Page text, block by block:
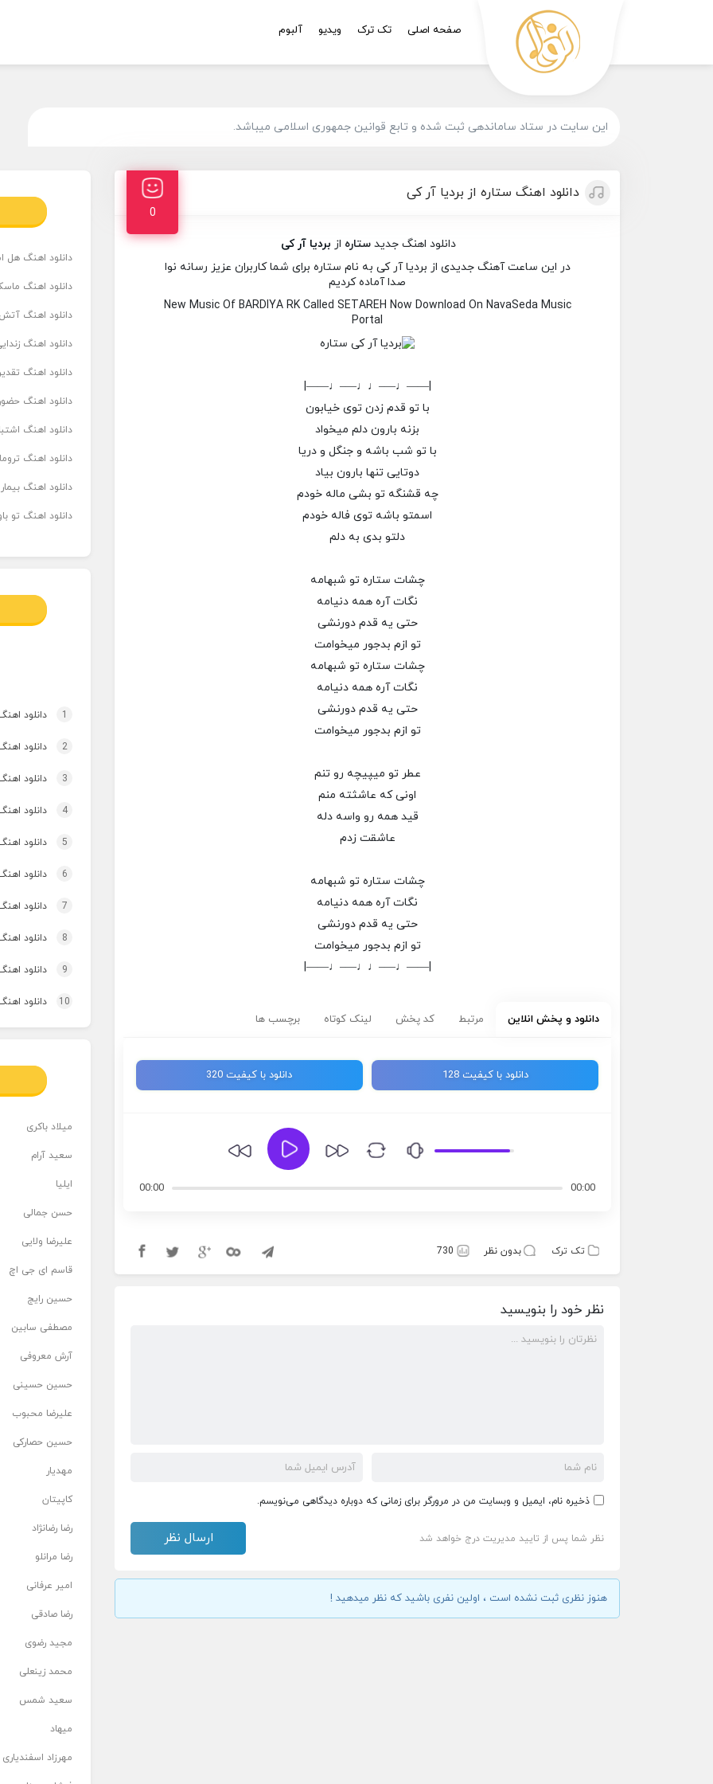
صفحه اصلی تک ترک ویدیو آلبوم
این سایت در ستاد ساماندهی ثبت شده و تابع قوانین جمهوری اسلامی میباشد.
دانلود اهنگ ستاره از بردیا آر کی
0
دانلود اهنگ جدیدستاره از بردیا آر کی
در این ساعت آهنگ جدیدی از بردیا آر کی به نام ستاره برای شما کاربران عزیز رسانه نوا
صدا آماده کردیم
New Music Of BARDIYA RK Called SETAREH Now Download On NavaSeda Music
Portal
|——♩—–♩♩—–♩——|
با تو قدم زدن توی خیابون
بزنه بارون دلم میخواد
با تو شب باشه و جنگل و دریا
دوتایی تنها بارون بیاد
چه قشنگه تو بشی ماله خودم
اسمتو باشه توی فاله خودم
دلتو بدی به دلم
چشات ستاره تو شبهامه
نگات آره همه دنیامه
حتی یه قدم دورنشی
تو ازم بدجور میخوامت
چشات ستاره تو شبهامه
نگات آره همه دنیامه
حتی یه قدم دورنشی
تو ازم بدجور میخوامت
عطر تو میپیچه رو تنم
اونی که عاشثته منم
قید همه رو واسه دله
عاشقت زدم
چشات ستاره تو شبهامه
نگات آره همه دنیامه
حتی یه قدم دورنشی
تو ازم بدجور میخوامت
|——♩—–♩♩—–♩——|
دانلود و پخش انلاین مرتبط کد پخش لینک کوتاه برچسب ها
دانلود با کیفیت 128 دانلود با کیفیت 320
00:00
00:00
تک ترک بدون نظر 730
نظر خود را بنویسید
ذخیره نام، ایمیل و وبسایت من در مرورگر برای زمانی که دوباره دیدگاهی می‌نویسم.
نظر شما پس از تایید مدیریت درج خواهد شد
هنوز نظری ثبت نشده است ، اولین نفری باشید که نظر میدهید !
دانلود اهنگ هل
دانلود اهنگ
دانلود اهنگ
دانلود اهنگ
دانلود اهنگ
دانلود اهنگ
دانلود اهنگ
دانلود اهنگ
دانلود اهنگ
دانلود اهنگ تو
1 دانلود
2 دانلود اهنگ تاپ و
3 دانلود
4 دانلود اهنگ برنو
5 دانلود
6 دانلود
7 دانلود
8 دانلود
9 دانلود
10 دانلود
میلاد باکری
سعید آرام
ایلیا
حسن جمالی
علیرضا ولایی
قاسم ای جی اچ
حسین رایج
مصطفی سابین
آرش معروفی
حسین حسینی
علیرضا محبوب
حسین حصارکی
مهدیار
کاپیتان
رضا رضانژاد
رضا مرانلو
امیر عرفانی
رضا صادقی
مجید رضوی
محمد زینعلی
سعید شمس
میهاد
مهرزاد اسفندیاری